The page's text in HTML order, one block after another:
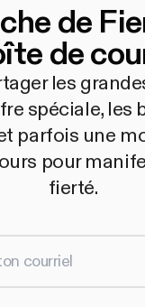
de
de
les
spéciale, les
parfois une
pour
fierté.
courriel